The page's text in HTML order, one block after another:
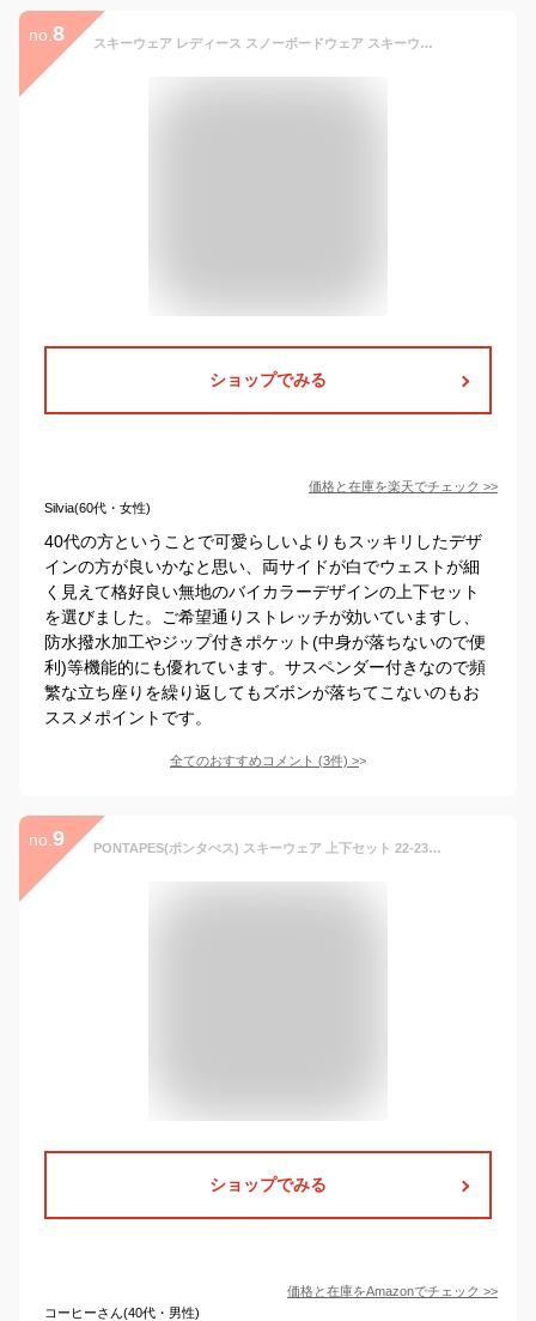
no. 8 スキーウェア レディース スノーボードウェア スキーウェア スノボ 上下セット ジャケット パンツ 大きいサイズ対応 防寒 撥水 耐水
ショップでみる
価格と在庫を楽天でチェック >>
Silvia(60代・女性)
40代の方ということで可愛らしいよりもスッキリしたデザ
インの方が良いかなと思い、両サイドが白でウェストが細
く見えて格好良い無地のバイカラーデザインの上下セット
を選びました。ご希望通りストレッチが効いていますし、
防水撥水加工やジップ付きポケット(中身が落ちないので便
利)等機能的にも優れています。サスペンダー付きなので頻
繁な立ち座りを繰り返してもズボンが落ちてこないのもお
ススメポイントです。
全てのおすすめコメント (3件) >
no. 9 PONTAPES(ポンタぺス) スキーウェア 上下セット 22-23 ストレッチ 全20色 メンズ レディース 6サイズ 耐水圧15,000mm ST-99*ST-78 Lサイズ スノーウェア スノボウェア スキー ウェア ウエア 20-21 ジャケット パンツ 滑雪服
ショップでみる
価格と在庫をAmazonでチェック >>
コーヒーさん(40代・男性)